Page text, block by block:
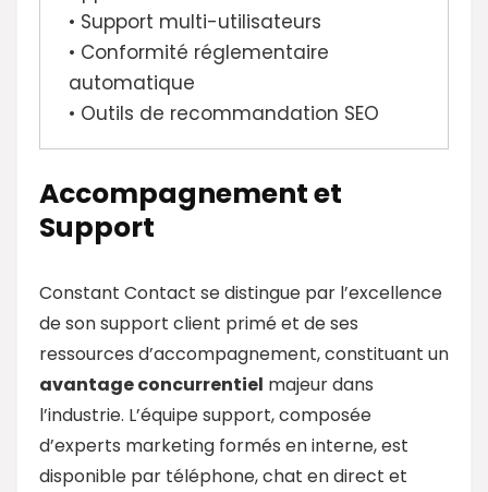
• Support multi-utilisateurs
• Conformité réglementaire
automatique
• Outils de recommandation SEO
Accompagnement et
Support
Constant Contact se distingue par l’excellence
de son support client primé et de ses
ressources d’accompagnement, constituant un
avantage concurrentiel majeur dans
l’industrie. L’équipe support, composée
d’experts marketing formés en interne, est
disponible par téléphone, chat en direct et